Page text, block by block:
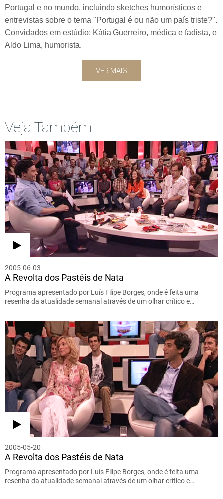
Portugal e no mundo, incluindo sketches humorísticos e
entrevistas sobre o tema "Portugal é ou não um país triste?".
Convidados em estúdio: Kátia Guerreiro, médica e fadista, e
Aldo Lima, humorista.
VER MAIS
Veja Também
2005-06-03
A Revolta dos Pastéis de Nata
Programa apresentado por Luís Filipe Borges, onde é feita uma
resenha da atualidade semanal através de um olhar crítico e…
2005-05-20
A Revolta dos Pastéis de Nata
Programa apresentado por Luís Filipe Borges, onde é feita uma
resenha da atualidade semanal através de um olhar crítico e…